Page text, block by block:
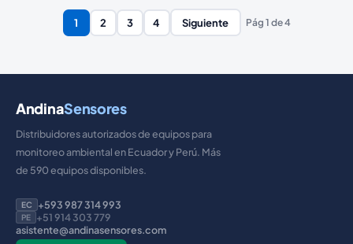
1 2 3 4 Siguiente Pág 1 de4
AndinaSensores
Distribuidores autorizados de equipos para
monitoreo ambiental en Ecuador y Perú. Más
de 590 equipos disponibles.
EC +593 987 314 993
PE
+51 914 303 779
asistente@andinasensores.com